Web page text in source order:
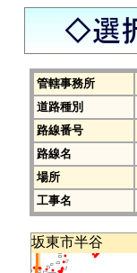
管轄事務所
道路種別
路線番号
路線名
場所
工事名
坂東市半谷